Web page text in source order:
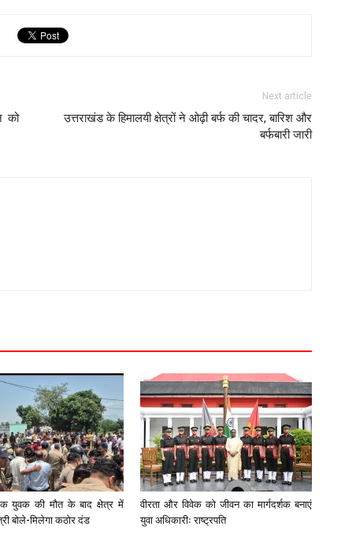
को
Next article
उत्तराखंड के हिमालयी क्षेत्रों ने ओढ़ी बर्फ की चादर, बारिश और
बर्फबारी जारी
युवक की मौत के बाद क्षेत्र में
बोले-मिलेगा कठोर दंड
वीरता और विवेक को जीवन का मार्गदर्शक बनाएं
युवा अधिकारीः राष्ट्रपति